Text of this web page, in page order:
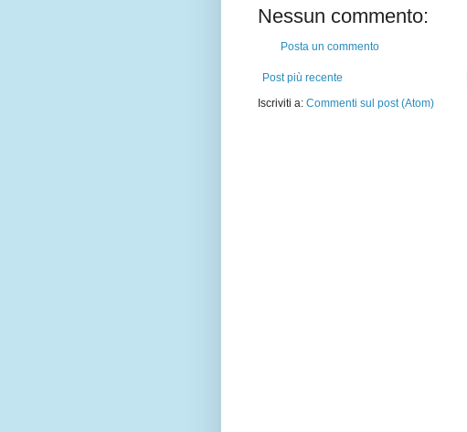
Nessun commento:
Posta un commento
Post più recente
Iscriviti a: Commenti sul post (Atom)